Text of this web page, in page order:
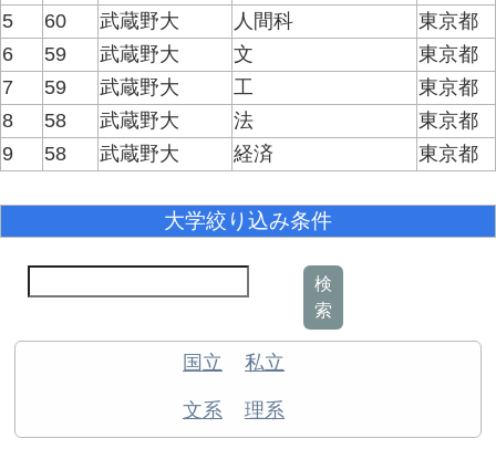
5
60 武蔵野大 人間科
東京都
6
59 武蔵野大 文
東京都
7
59 武蔵野大 工
東京都
8
58 武蔵野大 法
東京都
9
58 武蔵野大 経済 東京都
大学絞り込み条件
検
索
国立 私立
文系 理系